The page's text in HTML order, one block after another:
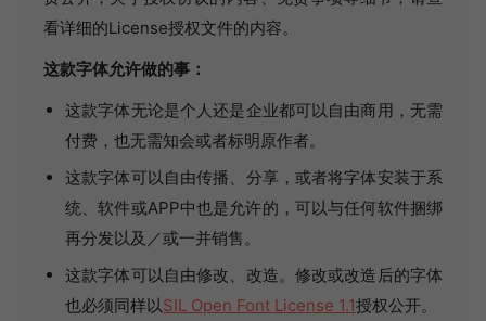
看详细的License授权文件的内容。
这款字体允许做的事：
这款字体无论是个人还是企业都可以自由商用，无需
付费，也无需知会或者标明原作者。
这款字体可以自由传播、分享，或者将字体安装于系
统、软件或APP中也是允许的，可以与任何软件捆绑
再分发以及／或一并销售。
这款字体可以自由修改、改造。修改或改造后的字体
也必须同样以SIL Open Font License 1.1授权公开。